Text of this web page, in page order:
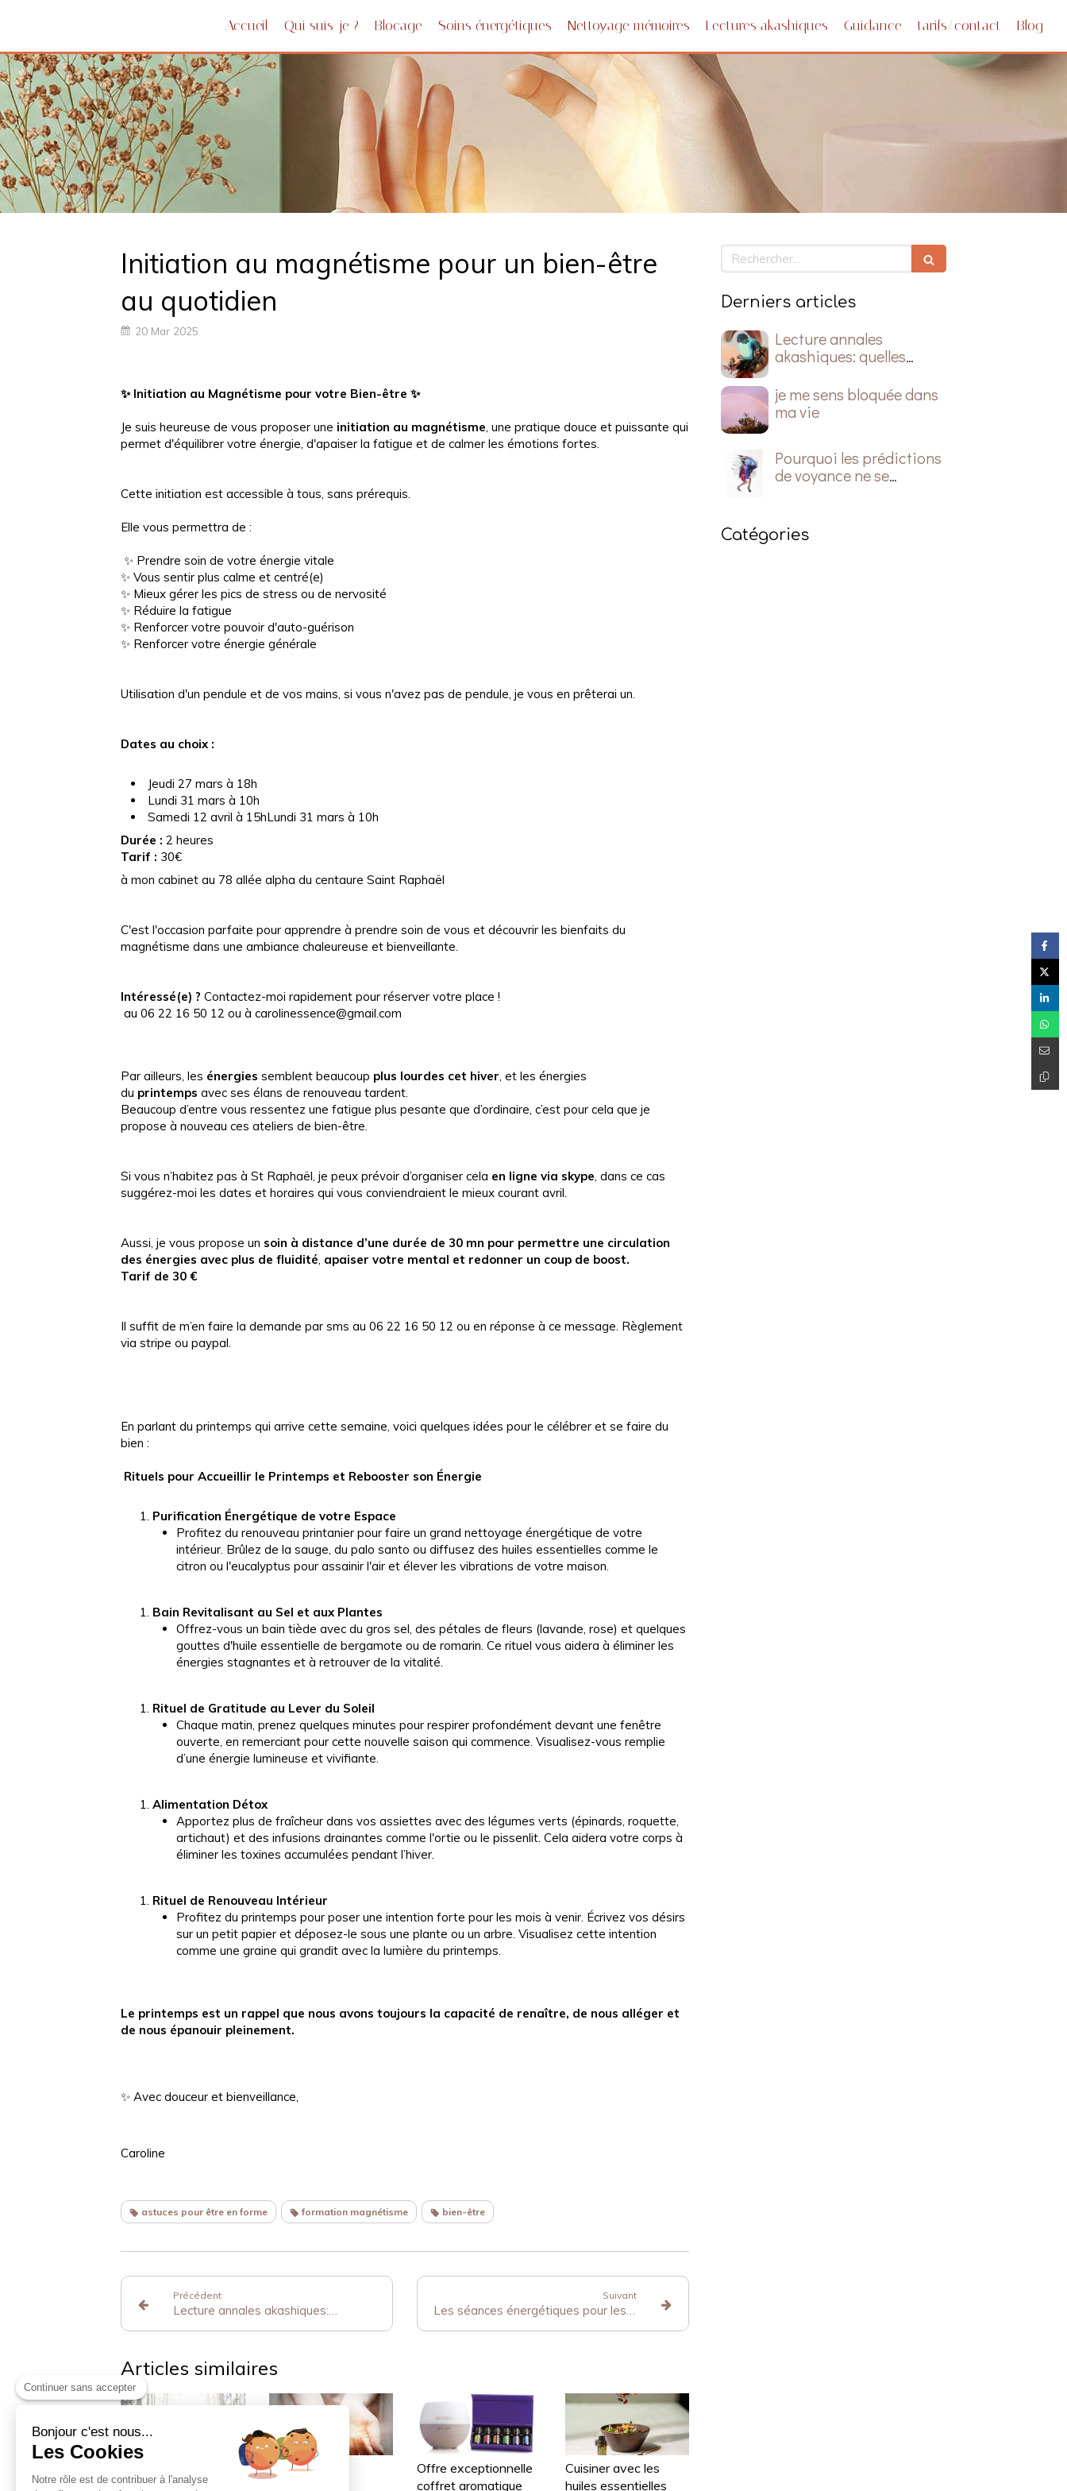
Accueil Qui suis-je ? Blocage Soins énergétiques Nettoyage mémoires Lectures akashiques Guidance tarifs/contact Blog
Initiation au magnétisme pour un bien-être
au quotidien
20 Mar 2025
✨Initiation au Magnétisme pour votre Bien-être ✨
Je suis heureuse de vous proposer une initiation au magnétisme, une pratique douce et puissante qui
permet d'équilibrer votre énergie, d'apaiser la fatigue et de calmer les émotions fortes.
Cette initiation est accessible à tous, sans prérequis.
Elle vous permettra de :
✨ Prendre soin de votre énergie vitale
✨ Vous sentir plus calme et centré(e)
✨ Mieux gérer les pics de stress ou de nervosité
✨ Réduire la fatigue
✨ Renforcer votre pouvoir d'auto-guérison
✨ Renforcer votre énergie générale
Utilisation d'un pendule et de vos mains, si vous n'avez pas de pendule, je vous en prêterai un.
Dates au choix :
️ Jeudi 27 mars à 18h
️ Lundi 31 mars à 10h
️ Samedi 12 avril à 15hLundi 31 mars à 10h
Durée : 2 heures
Tarif : 30€
à mon cabinet au 78 allée alpha du centaure Saint Raphaël
C'est l'occasion parfaite pour apprendre à prendre soin de vous et découvrir les bienfaits du
magnétisme dans une ambiance chaleureuse et bienveillante.
Intéressé(e) ? Contactez-moi rapidement pour réserver votre place !
au 06 22 16 50 12 ou à carolinessence@gmail.com
Par ailleurs, les énergies semblent beaucoup plus lourdes cet hiver, et les énergies
du printemps avec ses élans de renouveau tardent.
Beaucoup d’entre vous ressentez une fatigue plus pesante que d’ordinaire, c’est pour cela que je
propose à nouveau ces ateliers de bien-être.
Si vous n’habitez pas à St Raphaël, je peux prévoir d’organiser cela en ligne via skype, dans ce cas
suggérez-moi les dates et horaires qui vous conviendraient le mieux courant avril.
Aussi, je vous propose un soin à distance d’une durée de 30 mn pour permettre une circulation
des énergies avec plus de fluidité, apaiser votre mental et redonner un coup de boost.
Tarif de 30 €
Il suffit de m’en faire la demande par sms au 06 22 16 50 12 ou en réponse à ce message. Règlement
via stripe ou paypal.
En parlant du printemps qui arrive cette semaine, voici quelques idées pour le célébrer et se faire du
bien :
Rituels pour Accueillir le Printemps et Rebooster son Énergie
Purification Énergétique de votre Espace
Profitez du renouveau printanier pour faire un grand nettoyage énergétique de votre
intérieur. Brûlez de la sauge, du palo santo ou diffusez des huiles essentielles comme le
citron ou l'eucalyptus pour assainir l'air et élever les vibrations de votre maison.
Bain Revitalisant au Sel et aux Plantes
Offrez-vous un bain tiède avec du gros sel, des pétales de fleurs (lavande, rose) et quelques
gouttes d'huile essentielle de bergamote ou de romarin. Ce rituel vous aidera à éliminer les
énergies stagnantes et à retrouver de la vitalité.
Rituel de Gratitude au Lever du Soleil
Chaque matin, prenez quelques minutes pour respirer profondément devant une fenêtre
ouverte, en remerciant pour cette nouvelle saison qui commence. Visualisez-vous remplie
d’une énergie lumineuse et vivifiante.
Alimentation Détox
Apportez plus de fraîcheur dans vos assiettes avec des légumes verts (épinards, roquette,
artichaut) et des infusions drainantes comme l'ortie ou le pissenlit. Cela aidera votre corps à
éliminer les toxines accumulées pendant l’hiver.
Rituel de Renouveau Intérieur
Profitez du printemps pour poser une intention forte pour les mois à venir. Écrivez vos désirs
sur un petit papier et déposez-le sous une plante ou un arbre. Visualisez cette intention
comme une graine qui grandit avec la lumière du printemps.
Le printemps est un rappel que nous avons toujours la capacité de renaître, de nous alléger et
de nous épanouir pleinement.
✨ Avec douceur et bienveillance,
Caroline
astuces pour être en forme formation magnétisme bien-être
Précédent
Lecture annales akashiques: quelles questions poser ?
Suivant
Les séances énergétiques pour les enfants
Articles similaires
SON ÉNERGIE AVEC
formation
Offre exceptionnelle
coffret aromatique
Cuisiner avec les
huiles essentielles
Rechercher
Derniers articles
Lecture annales
akashiques: quelles
je me sens bloquée dans
ma vie
Pourquoi les prédictions
de voyance ne se
Catégories
Continuer sans accepter
Bonjour c'est nous...
Les Cookies
Notre rôle est de contribuer à l'analyse